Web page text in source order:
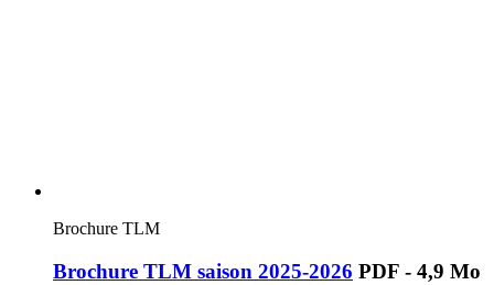
Brochure TLM
Brochure TLM saison 2025-2026 PDF - 4,9 Mo